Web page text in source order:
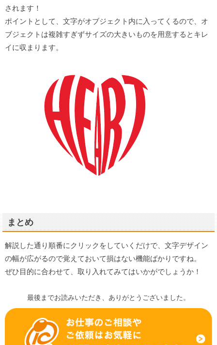
されます！
ポイントとして、文字がオブジェクト内に入ってくるので、オ
ブジェクトは複雑すぎずサイズの大きいものを用意するとキレ
イに収まります。
まとめ
解説した通り順番にクリックをしていくだけで、文字デザイン
の幅が広がるので覚えておいて損はない機能ばかりですね。
ぜひ目的に合わせて、取り入れてみてはいかがでしょうか！
最後までお読みいただき、ありがとうございました。